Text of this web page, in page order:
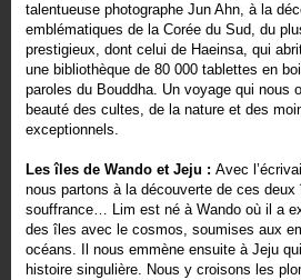
talentueuse photographe Jun Ahn, à la
emblématiques de la Corée du Sud, du
prestigieux, dont celui de Haeinsa, qui
une bibliothèque de 80 000 tablettes en
paroles du Bouddha. Un voyage qui nous
beauté des cultes, de la nature et des
exceptionnels.
Les îles de Wando et Jeju : Avec
nous partons à la découverte de ces
souffrance… Lim est né à Wando où il a
des îles avec le cosmos, soumises aux
océans. Il nous emmène ensuite à Jeju
histoire singulière. Nous y croisons les